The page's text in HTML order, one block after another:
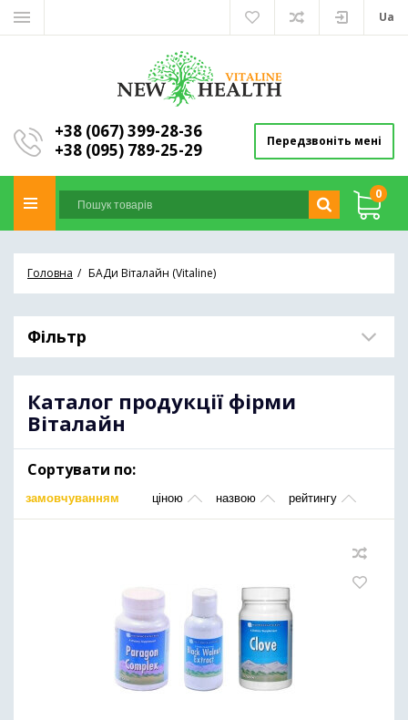
Ua
+38 (067) 399-28-36
+38 (095) 789-25-29
Передзвоніть мені
0
Головна БАДи Віталайн (Vitaline)
Фільтр
Каталог продукції фірми
Віталайн
Сортувати по:
замовчуванням ціною назвою рейтингу